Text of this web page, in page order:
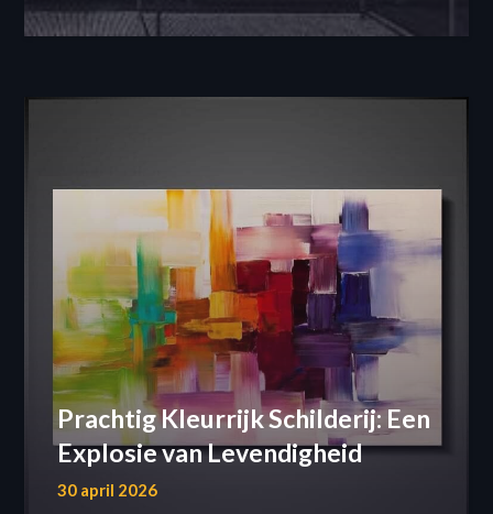
Prachtig Kleurrijk Schilderij: Een
Explosie van Levendigheid
30 april 2026